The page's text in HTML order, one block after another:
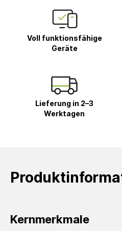
Voll funktionsfähige
Geräte
Lieferung in 2–3
Werktagen
Kernmerkmale